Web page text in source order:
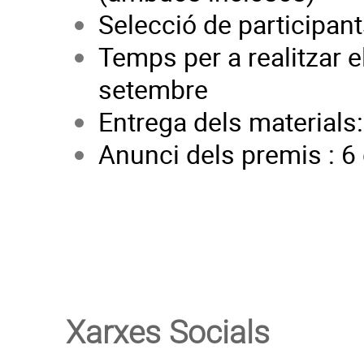
Selecció de
Temps per a realitzar
setembre
Entrega dels
Anunci dels premis :
Xarxes Socials